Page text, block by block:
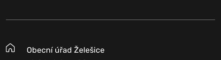
Obecní úřad Želešice